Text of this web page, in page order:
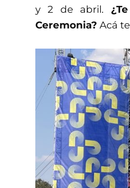
y 2 de abril.
Ceremonia? Acá